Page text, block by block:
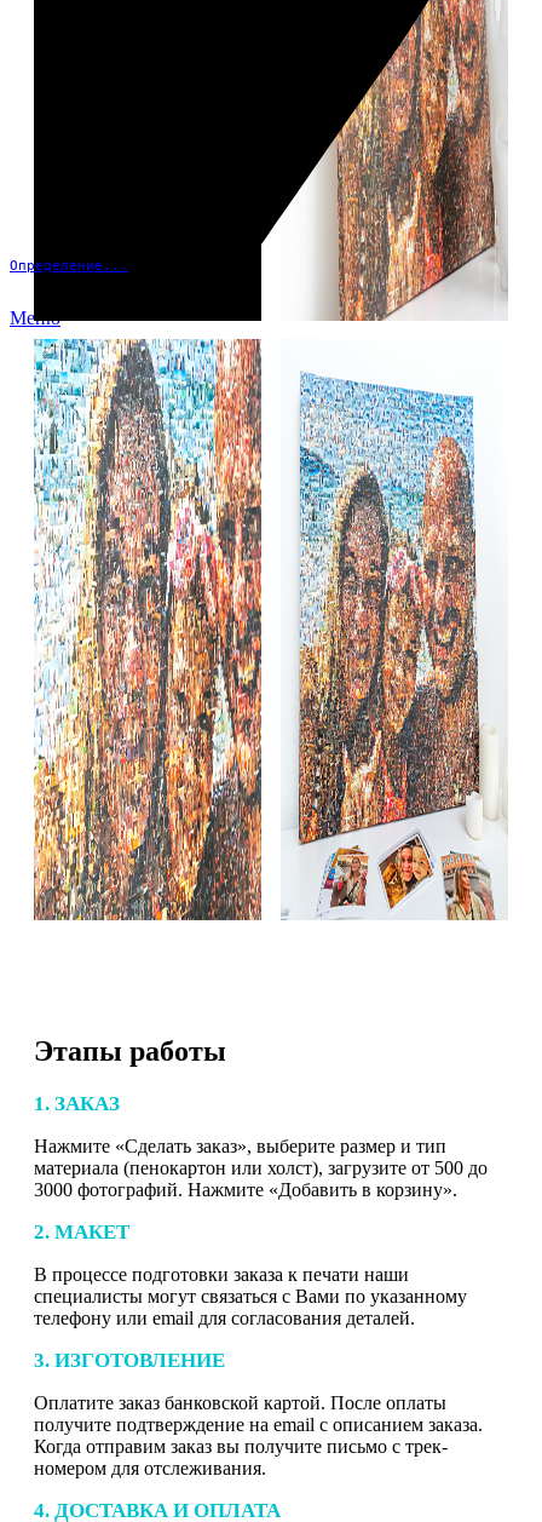
Определение...
Меню
Этапы работы
1. ЗАКАЗ
Нажмите «Сделать заказ», выберите размер и тип
материала (пенокартон или холст), загрузите от 500 до
3000 фотографий. Нажмите «Добавить в корзину».
2. МАКЕТ
В процессе подготовки заказа к печати наши
специалисты могут связаться с Вами по указанному
телефону или email для согласования деталей.
3. ИЗГОТОВЛЕНИЕ
Оплатите заказ банковской картой. После оплаты
получите подтверждение на email с описанием заказа.
Когда отправим заказ вы получите письмо с трек-
номером для отслеживания.
4. ДОСТАВКА И ОПЛАТА